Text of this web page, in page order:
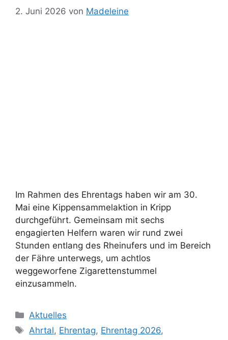
2. Juni 2026 von Madeleine
Im Rahmen des Ehrentags haben wir am 30.
Mai eine Kippensammelaktion in Kripp
durchgeführt. Gemeinsam mit sechs
engagierten Helfern waren wir rund zwei
Stunden entlang des Rheinufers und im Bereich
der Fähre unterwegs, um achtlos
weggeworfene Zigarettenstummel
einzusammeln.
Aktuelles
Ahrtal, Ehrentag, Ehrentag 2026,